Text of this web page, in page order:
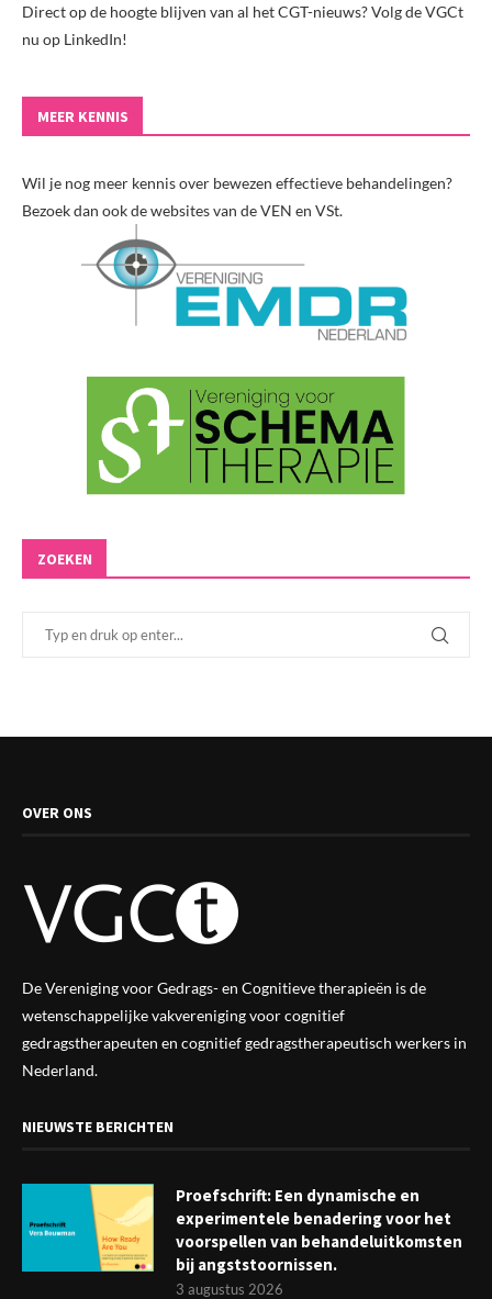
Direct op de hoogte blijven van al het CGT-nieuws? Volg de VGCt
nu op LinkedIn!
MEER KENNIS
Wil je nog meer kennis over bewezen effectieve behandelingen?
Bezoek dan ook de websites van de VEN en VSt.
ZOEKEN
OVER ONS
De Vereniging voor Gedrags- en Cognitieve therapieën is de
wetenschappelijke vakverenigingvoor cognitief
gedragstherapeuten en cognitief gedragstherapeutisch werkers in
Nederland.
NIEUWSTE BERICHTEN
Proefschrift: Een dynamische en
experimentele benadering voor het
voorspellen van behandeluitkomsten
bij angststoornissen.
3 augustus 2026